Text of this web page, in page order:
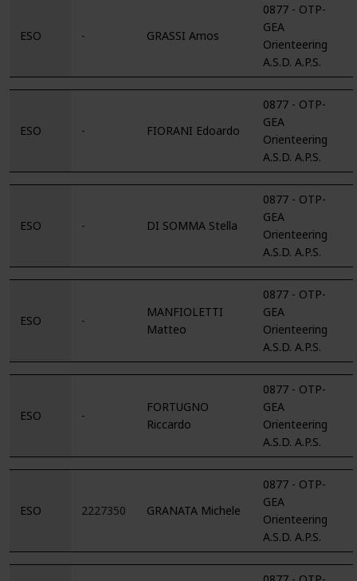
ESO - GRASSI Amos
0877 - OTP-
GEA
Orienteering
A.S.D. A.P.S.
ESO - FIORANI Edoardo
0877 - OTP-
GEA
Orienteering
A.S.D. A.P.S.
ESO - DI SOMMA Stella
0877 - OTP-
GEA
Orienteering
A.S.D. A.P.S.
ESO -
MANFIOLETTI
Matteo
0877 - OTP-
GEA
Orienteering
A.S.D. A.P.S.
ESO -
FORTUGNO
Riccardo
0877 - OTP-
GEA
Orienteering
A.S.D. A.P.S.
ESO 2227350 GRANATA Michele
0877 - OTP-
GEA
Orienteering
A.S.D. A.P.S.